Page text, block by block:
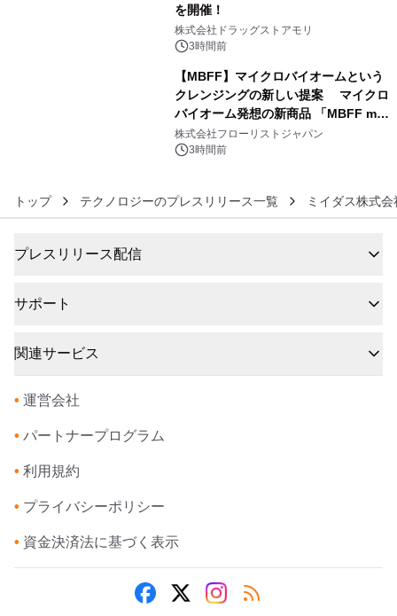
を開催！
株式会社ドラッグストアモリ
3時間前
【MBFF】マイクロバイオームという
クレンジングの新しい提案 マイクロ
バイオーム発想の新商品 「MBFF mb
クレンジングPRO」を2026年8月6日
発売
株式会社フローリストジャパン
3時間前
トップ テクノロジーのプレスリリース一覧 ミイダス株式会
プレスリリース配信
サポート
関連サービス
• 運営会社
• パートナープログラム
• 利用規約
• プライバシーポリシー
• 資金決済法に基づく表示